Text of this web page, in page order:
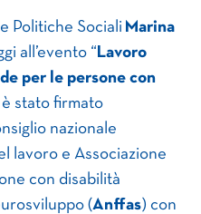
Politiche Sociali Marina
all’evento “ Lavoro
per le persone con
stato firmato
nazionale
lavoro e Associazione
con disabilità
(Anffas) con